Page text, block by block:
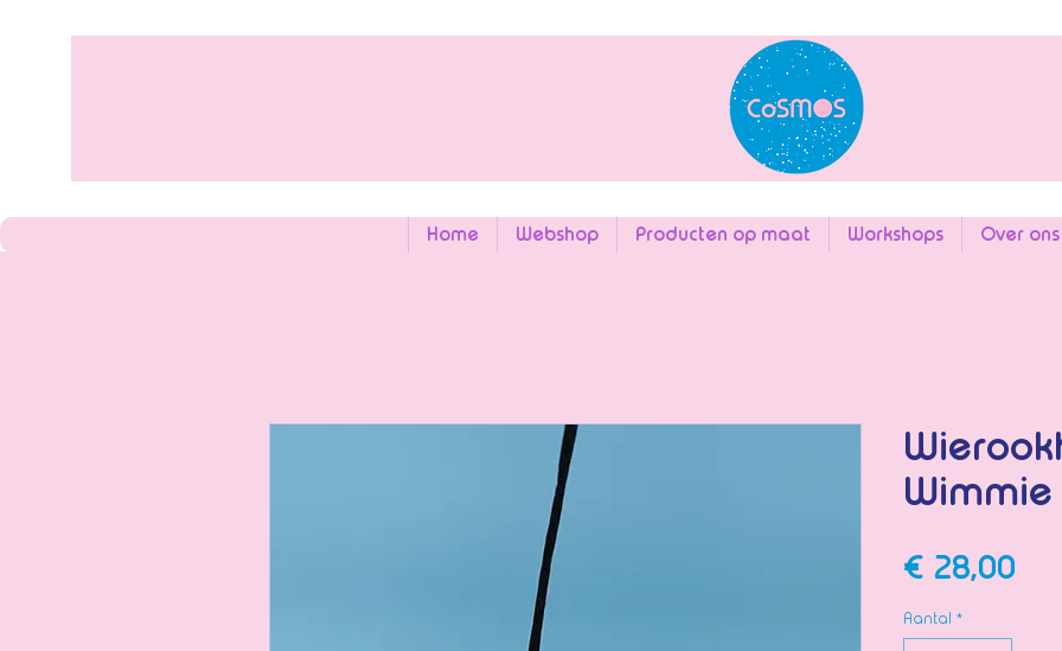
Home Webshop Producten op maat Workshops Over ons
Wimmie
€ 28,00
Aantal *